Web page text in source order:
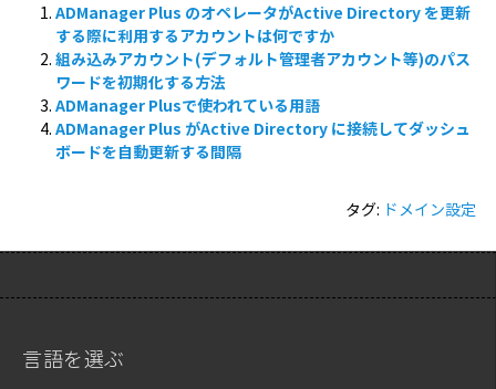
ADManager Plus のオペレータがActive Directory を更新
する際に利用するアカウントは何ですか
組み込みアカウント(デフォルト管理者アカウント等)のパス
ワードを初期化する方法
ADManager Plusで使われている用語
ADManager Plus がActive Directory に接続してダッシュ
ボードを自動更新する間隔
タグ: ドメイン設定
言語を選ぶ